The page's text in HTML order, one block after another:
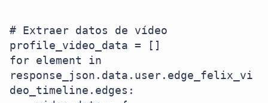
# Extraer datos de vídeo
profile_video_data = []
for element in
response_json.data.user.edge_felix_vi
deo_timeline.edges: